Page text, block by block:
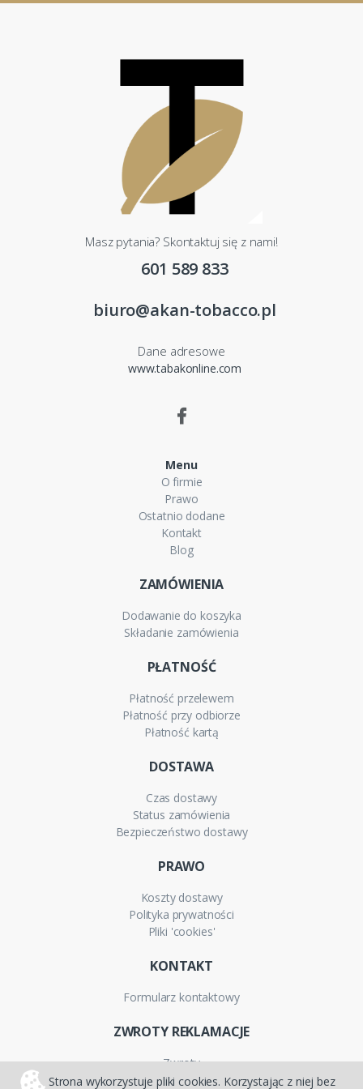
Strona wykorzystuje pliki cookies. Korzystając z niej bez
Masz pytania? Skontaktuj się z nami!
601 589 833
biuro@akan-tobacco.pl
Dane adresowe
www.tabakonline.com
Menu
O firmie
Prawo
Ostatnio dodane
Kontakt
Blog
ZAMÓWIENIA
Dodawanie do koszyka
Składanie zamówienia
PŁATNOŚĆ
Płatność przelewem
Płatność przy odbiorze
Płatność kartą
DOSTAWA
Czas dostawy
Status zamówienia
Bezpieczeństwo dostawy
PRAWO
Koszty dostawy
Polityka prywatności
Pliki 'cookies'
KONTAKT
Formularz kontaktowy
ZWROTY REKLAMACJE
Zwroty
Reklamacje